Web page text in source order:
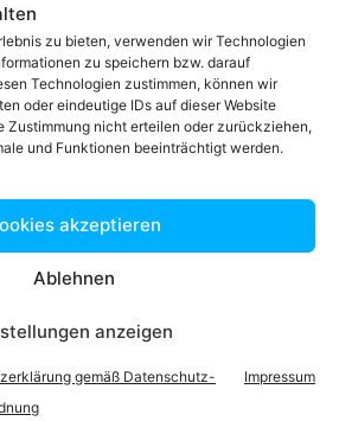
zu bieten, verwenden wir Technologien
zu speichern bzw. darauf
Technologien zustimmen, können wir
oder eindeutige IDs auf dieser Website
Zustimmung nicht erteilen oder zurückziehen,
und Funktionen beeinträchtigt werden.
akzeptieren
Ablehnen
anzeigen
gemäß Datenschutz-
Impressum
Twitter
Newsletter
sich über 7500